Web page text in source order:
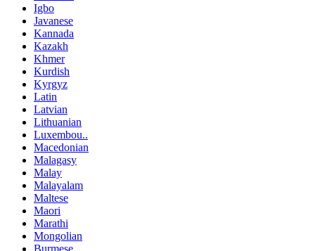
Igbo
Javanese
Kannada
Kazakh
Khmer
Kurdish
Kyrgyz
Latin
Latvian
Lithuanian
Luxembou..
Macedonian
Malagasy
Malay
Malayalam
Maltese
Maori
Marathi
Mongolian